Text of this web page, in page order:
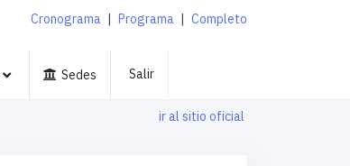
Cronograma | Programa | Completo
Sedes Salir
ir al sitio oficial